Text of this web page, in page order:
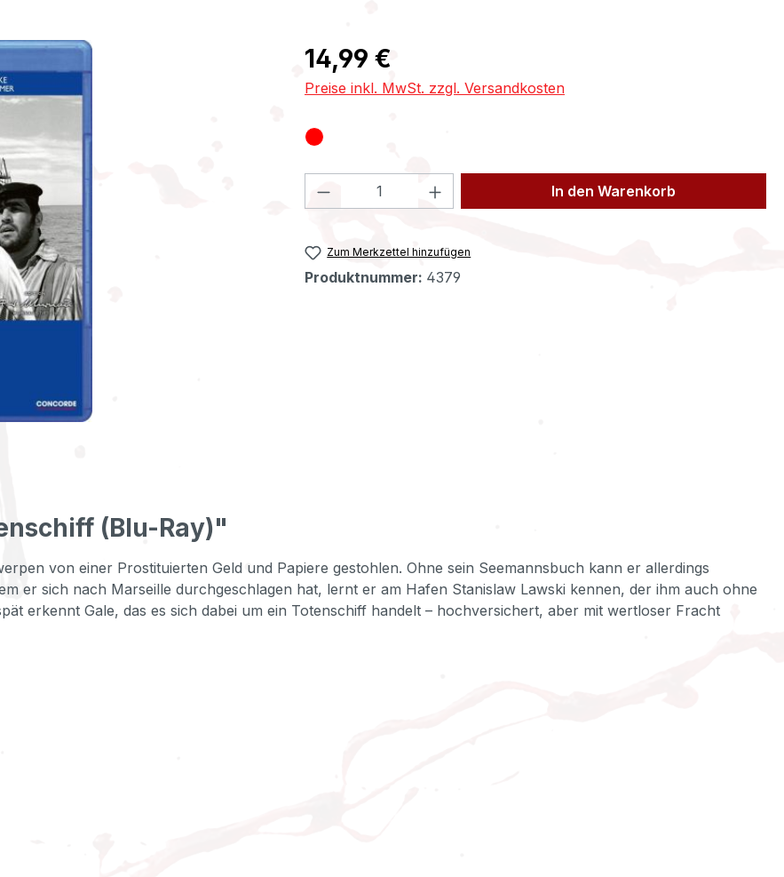
Regulärer Preis:
14,99 €
Preise inkl. MwSt. zzgl. Versandkosten
Produkt Anzahl: Gib den gewünschten Wert
In den Warenkorb
Zum Merkzettel hinzufügen
Produktnummer: 4379
(Blu-Ray)"
von einer Prostituierten Geld und Papiere gestohlen. Ohne sein Seemannsbuch kann er allerdings
er sich nach Marseille durchgeschlagen hat, lernt er am Hafen Stanislaw Lawski kennen, der ihm auch ohne
erkennt Gale, das es sich dabei um ein Totenschiff handelt – hochversichert, aber mit wertloser Fracht